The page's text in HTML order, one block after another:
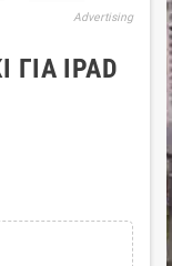
Advertising
IPAD